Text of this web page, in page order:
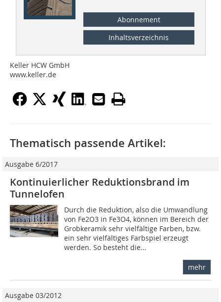
Abonnement
Inhaltsverzeichnis
Keller HCW GmbH
www.keller.de
Thematisch passende Artikel:
Ausgabe 6/2017
Kontinuierlicher Reduktionsbrand im
Tunnelofen
Durch die Reduktion, also die Umwandlung
von Fe2O3 in Fe3O4, können im Bereich der
Grobkeramik sehr vielfältige Farben, bzw.
ein sehr vielfältiges Farbspiel erzeugt
werden. So besteht die...
mehr
Ausgabe 03/2012